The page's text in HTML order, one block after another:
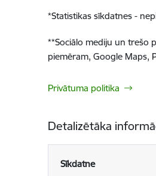
*Statistikas sīkdatnes -
**Sociālo mediju un trešo
piemēram, Google Maps,
Privātuma politika
Detalizētāka
Sīkdatne